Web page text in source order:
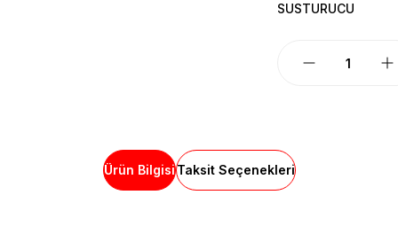
SUSTURUCU
Ürün BilgisiTaksit Seçenekleri